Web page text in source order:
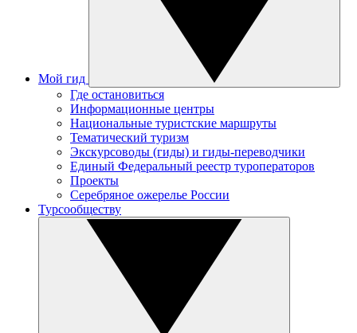
Мой гид
Где остановиться
Информационные центры
Национальные туристские маршруты
Тематический туризм
Экскурсоводы (гиды) и гиды-переводчики
Единый Федеральный реестр туроператоров
Проекты
Серебряное ожерелье России
Турсообществу